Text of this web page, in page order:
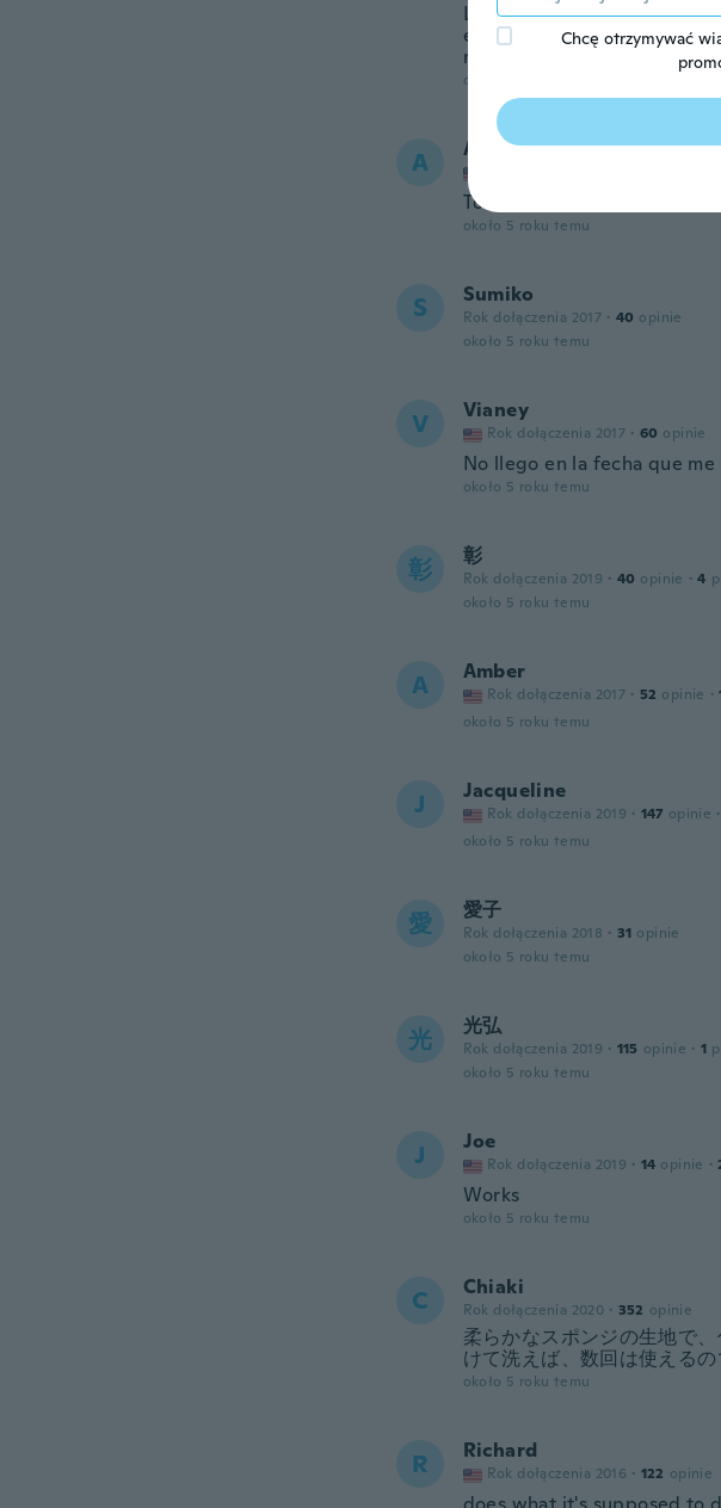
Lasciano respirare in tutta
effettivamente di una
rispetto alle classiche
około 5 roku temu
A Abraham
Too small
około 5 roku temu
S Sumiko
Rok dołączenia 2017 · 40 opinie
około 5 roku temu
V Vianey
Rok dołączenia 2017 · 60 opinie
No llego en la fecha que
około 5 roku temu
彰 彰
Rok dołączenia 2019 · 40 opinie · 4
około 5 roku temu
A Amber
Rok dołączenia 2017 · 52 opinie ·
około 5 roku temu
J Jacqueline
Rok dołączenia 2019 · 147 opinie ·
około 5 roku temu
愛 愛子
Rok dołączenia 2018 · 31 opinie
około 5 roku temu
光 光弘
Rok dołączenia 2019 · 115 opinie · 1
około 5 roku temu
J Joe
Rok dołączenia 2019 · 14 opinie ·
Works
około 5 roku temu
C Chiaki
Rok dołączenia 2020 · 352 opinie
柔らかなスポンジの生地で
けて洗えば、数回は使えるの
około 5 roku temu
R Richard
Rok dołączenia 2016 · 122 opinie
Chcę otrzymywać